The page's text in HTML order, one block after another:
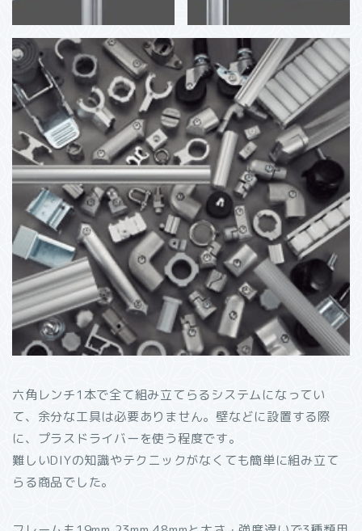
六角レンチ1本で全て組み立てらるシステムになってい
て、余分な工具は必要ありません。壁などに設置する際
に、プラスドライバーを使う程度です。
難しいDIYの知識やテクニックがなくても簡単に組み立て
らる商品でした。